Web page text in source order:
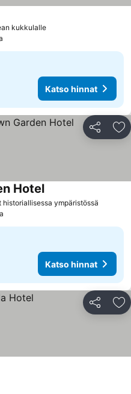
kukkulalle
Katso hinnat
Jaa
ympäristössä
Hotel
Katso hinnat
Jaa